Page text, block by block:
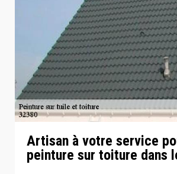
Artisan à votre service
peinture sur toiture dans